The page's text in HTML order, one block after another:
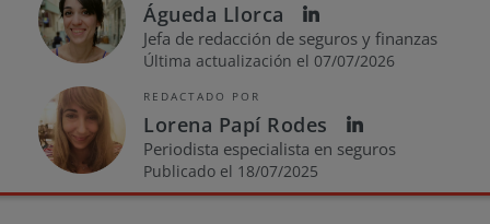
Águeda Llorca
Jefa de redacción de seguros y finanzas
Última actualización el 07/07/2026
REDACTADO POR
Lorena Papí Rodes
Periodista especialista en seguros
Publicado el 18/07/2025